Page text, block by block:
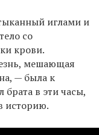
иглами и
со
крови.
мешающая
— была к
в эти часы,
историю.